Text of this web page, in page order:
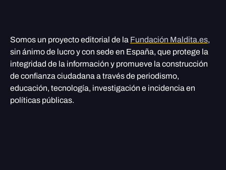
Somos un proyecto editorial de la Fundación Maldita.es,
sin ánimo de lucro y con sede en España, que protege la
integridad de la información y promueve la construcción
de confianza ciudadana a través de periodismo,
educación, tecnología, investigación e incidencia en
políticas públicas.